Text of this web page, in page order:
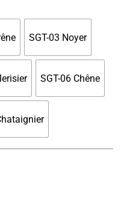
SGT-03 Noyer
SGT-06 Chêne